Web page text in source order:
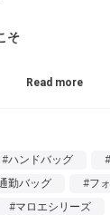
そ
グへと生まれ変わ
らうシーンに活
2個持ちもおすす
#ハンドバッグ
勤バッグ
#フ
#マロエシリーズ